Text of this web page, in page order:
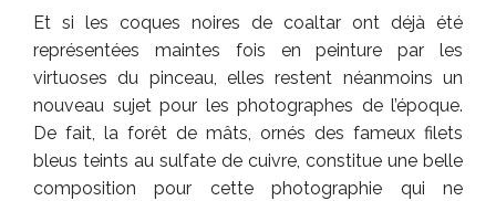
Et si les coques noires de coaltar ont déjà été
représentées maintes fois en peinture par les
virtuoses du pinceau, elles restent néanmoins un
nouveau sujet pour les photographes de l’époque.
De fait, la forêt de mâts, ornés des fameux filets
bleus teints au sulfate de cuivre, constitue une belle
composition pour cette photographie qui ne